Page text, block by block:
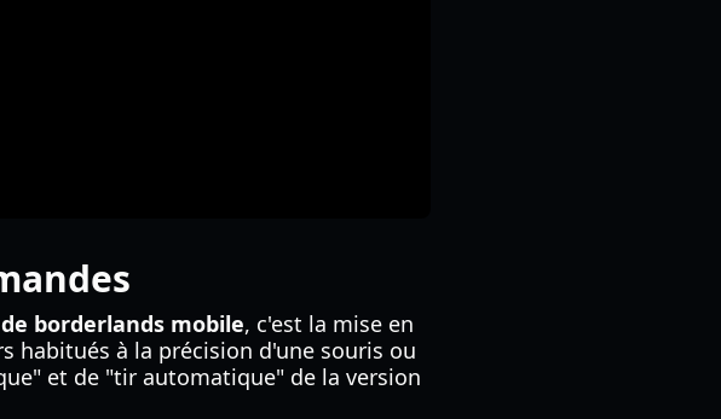
borderlands mobile, c'est la mise en
habitués à la précision d'une souris ou
et de "tir automatique" de la version